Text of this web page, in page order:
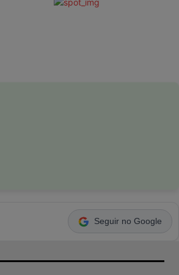
Seguir no Google